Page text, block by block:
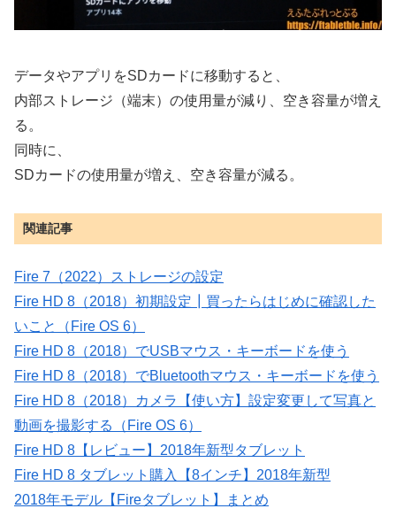
データやアプリをSDカードに移動すると、
内部ストレージ（端末）の使用量が減り、空き容量が増え
る。
同時に、
SDカードの使用量が増え、空き容量が減る。
関連記事
Fire 7（2022）ストレージの設定
Fire HD 8（2018）初期設定┃買ったらはじめに確認した
いこと（Fire OS 6）
Fire HD 8（2018）でUSBマウス・キーボードを使う
Fire HD 8（2018）でBluetoothマウス・キーボードを使う
Fire HD 8（2018）カメラ【使い方】設定変更して写真と
動画を撮影する（Fire OS 6）
Fire HD 8【レビュー】2018年新型タブレット
Fire HD 8 タブレット購入【8インチ】2018年新型
2018年モデル【Fireタブレット】まとめ